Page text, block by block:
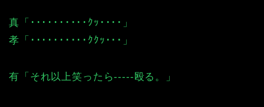
真「･･････････ｸｯ････」
孝「･･････････ｸｸｯ･･･」
有「それ以上笑ったら-----殴る。」